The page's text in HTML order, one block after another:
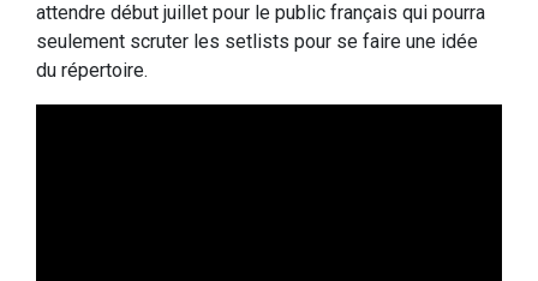
attendre début juillet pour le public français qui pourra
seulement scruter les setlists pour se faire une idée
du répertoire.